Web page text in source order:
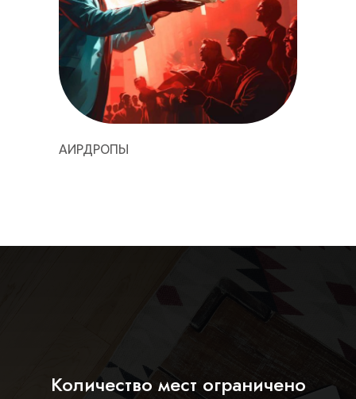
АИРДРОПЫ
Количество мест ограничено